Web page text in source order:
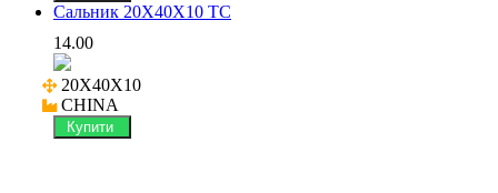
Сальник 20X40X10 TC
14.00
20X40X10
CHINA
Купити